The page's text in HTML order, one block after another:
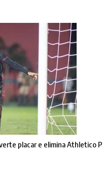
placar e elimina Athletico